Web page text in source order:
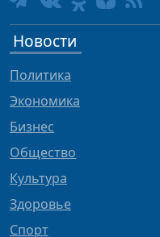
Новости
Политика
Экономика
Бизнес
Общество
Культура
Здоровье
Спорт